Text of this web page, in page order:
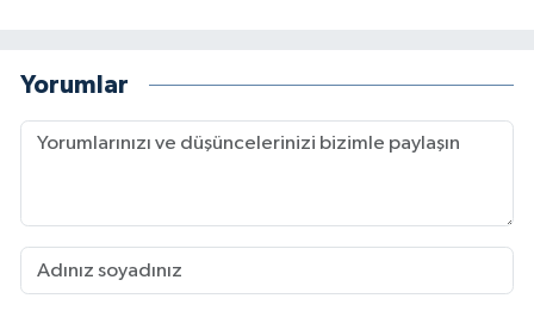
Yorumlar